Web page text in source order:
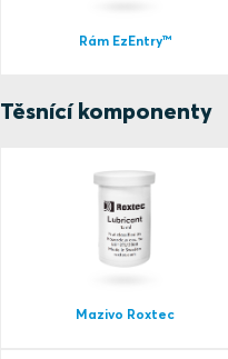
Rám EzEntry™
Těsnící komponenty
Mazivo Roxtec